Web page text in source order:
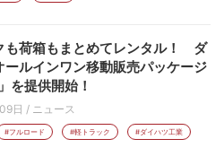
も荷箱もまとめてレンタル！ ダ
ールインワン移動販売パッケージ
を提供開始！
日 / ニュース
#フルロード #軽トラック #ダイハツ工業